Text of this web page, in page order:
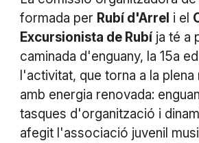
formada per Rubí d'Arrel i el
Excursionista de Rubíja té a
caminada d'enguany, la 15a
l'activitat, que torna a la plena
amb energia renovada:
tasques d'organització i
afegit l'associació juvenil